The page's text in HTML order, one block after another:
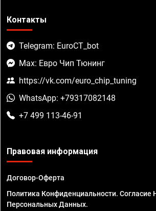
Контакты
Telegram: EuroCT_bot
Max: Евро Чип Тюнинг
https://vk.com/euro_chip_tuning
WhatsApp: +79317082148
+7 499 113-46-91
Правовая информация
Договор-Оферта
Политика Конфиденциальности. Согласие
Персональных Данных.